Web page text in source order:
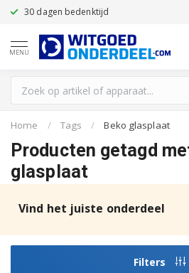
30 dagen bedenktijd
MENU
Home / Tags / Beko glasplaat
Producten getagd
glasplaat
Vind het juiste onderdeel
Filters